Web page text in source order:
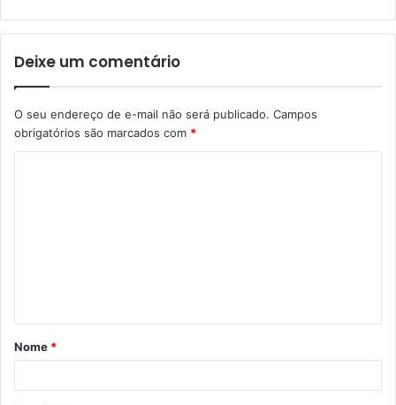
Deixe um comentário
O seu endereço de e-mail não será publicado. Campos
obrigatórios são marcados com *
Nome *